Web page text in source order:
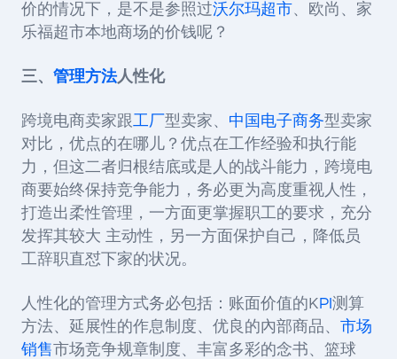
价的情况下，是不是参照过沃尔玛超市、欧尚、家
乐福超市本地商场的价钱呢？
三、 管理方法人性化
跨境电商卖家跟工厂 型卖家、 中国电子商务型卖家
对比，优点的在哪儿？优点在工作经验和执行能
力，但这二者归根结底或是人的战斗能力，跨境电
商要始终保持竞争能力，务必更为高度重视人性，
打造出柔性管理，一方面更掌握职工的要求，充分
发挥其较大 主动性，另一方面保护自己，降低员
工辞职直怼下家的状况。
人性化的管理方式务必包括：账面价值的KPI 测算
方法、延展性的作息制度、优良的內部商品、 市场
销售市场竞争规章制度、丰富多彩的念书、篮球